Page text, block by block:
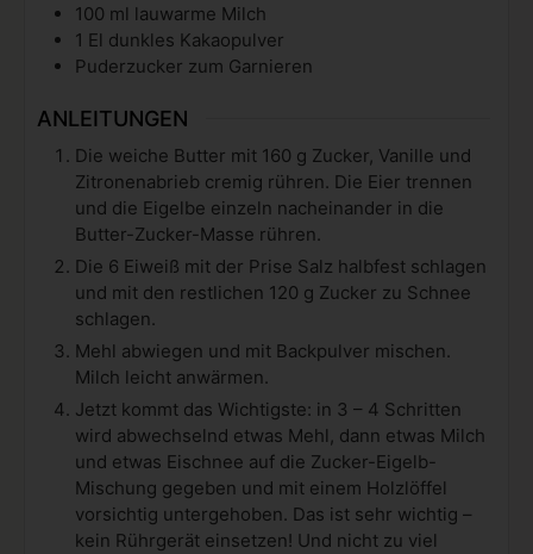
100 ml lauwarme Milch
1 El dunkles Kakaopulver
Puderzucker zum Garnieren
ANLEITUNGEN
Die weiche Butter mit 160 g Zucker, Vanille und
Zitronenabrieb cremig rühren. Die Eier trennen
und die Eigelbe einzeln nacheinander in die
Butter-Zucker-Masse rühren.
Die 6 Eiweiß mit der Prise Salz halbfest schlagen
und mit den restlichen 120 g Zucker zu Schnee
schlagen.
Mehl abwiegen und mit Backpulver mischen.
Milch leicht anwärmen.
Jetzt kommt das Wichtigste: in 3 – 4 Schritten
wird abwechselnd etwas Mehl, dann etwas Milch
und etwas Eischnee auf die Zucker-Eigelb-
Mischung gegeben und mit einem Holzlöffel
vorsichtig untergehoben. Das ist sehr wichtig –
kein Rührgerät einsetzen! Und nicht zu viel